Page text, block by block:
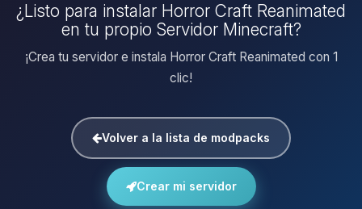
¿Listo para instalar Horror Craft Reanimated
en tu propio Servidor Minecraft?
¡Crea tu servidor e instala Horror Craft Reanimated con 1
clic!
Volver a la lista de modpacks
Crear mi servidor